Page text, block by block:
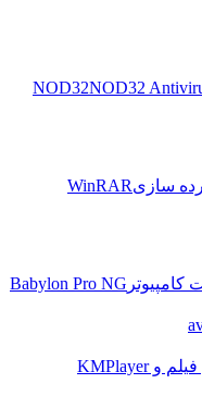
NOD32
WinRAR
Babylon Pro NG
وKMPlayer